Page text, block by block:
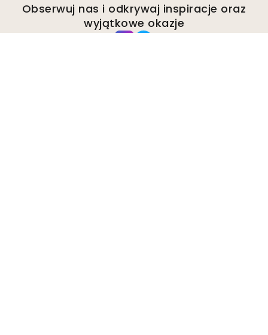
Obserwuj nas i odkrywaj inspiracje oraz
wyjątkowe okazje